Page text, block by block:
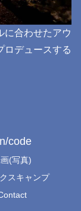
に合わせたアウ
ロデュースする
code
(写真)
スキャンプ